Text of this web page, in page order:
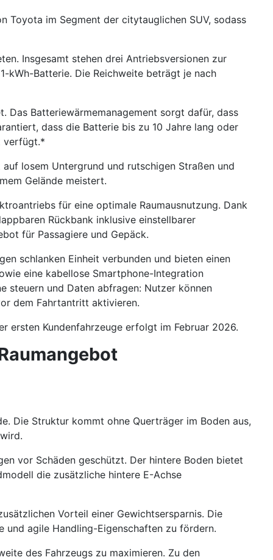
Toyota im Segment der citytauglichen SUV, sodass
Insgesamt stehen drei Antriebsversionen zur
kWh-Batterie. Die Reichweite beträgt je nach
Das Batteriewärmemanagement sorgt dafür, dass
dass die Batterie bis zu 10 Jahre lang oder
verfügt.*
losem Untergrund und rutschigen Straßen und
Gelände meistert.
für eine optimale Raumausnutzung. Dank
Rückbank inklusive einstellbarer
für Passagiere und Gepäck.
schlanken Einheit verbunden und bieten einen
eine kabellose Smartphone-Integration
steuern und Daten abfragen: Nutzer können
dem Fahrtantritt aktivieren.
ersten Kundenfahrzeuge erfolgt im Februar 2026.
Die Struktur kommt ohne Querträger im Boden aus,
vor Schäden geschützt. Der hintere Boden bietet
die zusätzliche hintere E-Achse
Vorteil einer Gewichtsersparnis. Die
und agile Handling-Eigenschaften zu fördern.
des Fahrzeugs zu maximieren. Zu den